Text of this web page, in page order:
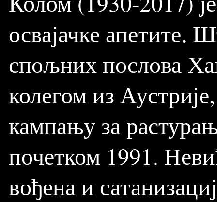
освајачке
спољних послова
колегом из
кампању за
почетком 1991.
вођена и